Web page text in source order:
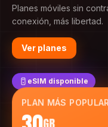
Planes móviles sin
conexión, más libertad.
Ver planes
eSIM disponible
PLAN MÁS